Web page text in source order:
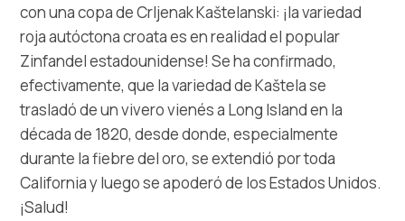
con una copa de Crljenak Kaštelanski: ¡la variedad
roja autóctona croata es en realidad el popular
Zinfandel estadounidense! Se ha confirmado,
efectivamente, que la variedad de Kaštela se
trasladó de un vivero vienés a Long Island en la
década de 1820, desde donde, especialmente
durante la fiebre del oro, se extendió por toda
California y luego se apoderó de los Estados Unidos.
¡Salud!